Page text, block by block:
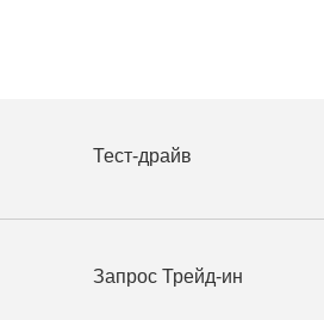
Тест-драйв
Запрос Трейд-ин